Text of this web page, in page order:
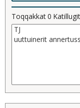
Toqqakkat0 Katillugit